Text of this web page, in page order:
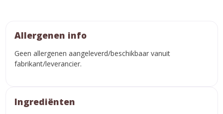
Allergenen info
Geen allergenen aangeleverd/beschikbaar vanuit
fabrikant/leverancier.
Ingrediënten